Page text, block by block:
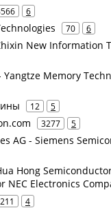
6
70 6
New Information
Memory
12 5
3277 5
AG - Siemens
Hong
NEC Electronics
4